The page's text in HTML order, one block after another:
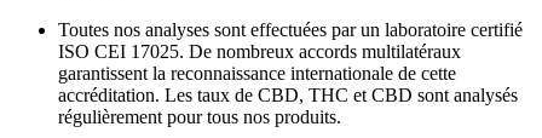
Toutes nos analyses sont effectuées par un laboratoire certifié
ISO CEI 17025. De nombreux accords multilatéraux
garantissent la reconnaissance internationale de cette
accréditation. Les taux de CBD, THC et CBD sont analysés
régulièrement pour tous nos produits.